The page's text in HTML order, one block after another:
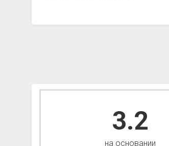
3.2
на основании